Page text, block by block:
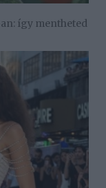
így mentheted